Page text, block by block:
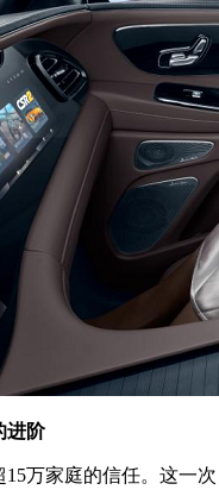
进阶
万家庭的信任。这一